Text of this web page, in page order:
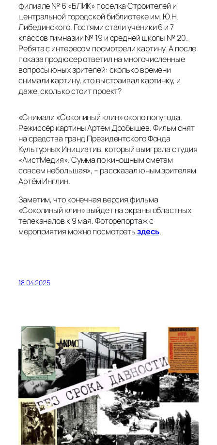
филиале № 6 «БЛИК» поселка Строителей и
центральной городской библиотеке им. Ю.Н.
Либединского. Гостями стали ученики 6 и 7
классов гимназии № 19 и средней школы № 20.
Ребята с интересом посмотрели картину. А после
показа продюсер ответил на многочисленные
вопросы юных зрителей: сколько времени
снимали картину, кто выстраивал картинку, и
даже, сколько стоит проект?
«Снимали «Соколиный клин» около полугода.
Режиссёр картины Артем Дробышев. Фильм снят
на средства гранд Президентского Фонда
Культурных Инициатив, который выиграла студия
«АистМедия». Сумма по киношным сметам
совсем небольшая», – рассказал юным зрителям
Артём Инглин.
Заметим, что конечная версия фильма
«Соколиный клин» выйдет на экраны областных
телеканалов к 9 мая. Фоторепортаж с
мероприятия можно посмотретьздесь.
18.04.2025